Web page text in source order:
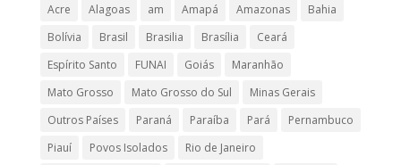
Acre Alagoas am Amapá Amazonas
Bahia
Bolívia
Brasil Brasilia Brasília
Ceará
Espírito Santo
FUNAI Goiás
Maranhão
Mato Grosso
Mato Grosso do Sul
Minas Gerais
Outros Países
Paraná Paraíba Pará
Pernambuco
Piauí
Povos Isolados
Rio de Janeiro